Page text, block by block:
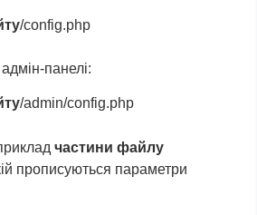
/config.php
панелі:
/admin/config.php
частини файлу
прописуються параметри